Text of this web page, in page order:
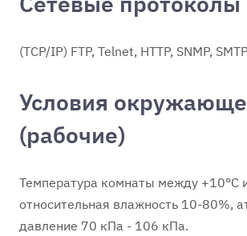
(TCP/IP) FTP, Telnet, HTTP, SNMP,
Условия
(рабочие)
Температура комнаты между +10°С
относительная влажность 10-80%,
давление 70 кПа - 106 кПа.